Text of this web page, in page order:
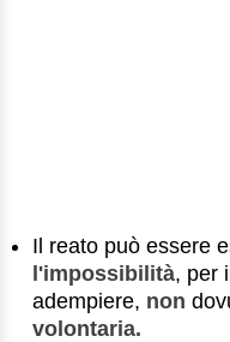
Il reato può essere
l'impossibilità, per
adempiere, non
volontaria.